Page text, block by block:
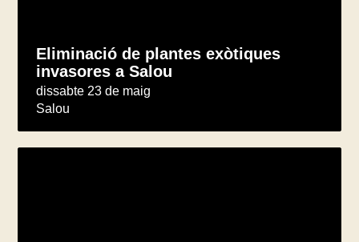
Eliminació de plantes exòtiques
invasores a Salou
dissabte 23 de maig
Salou